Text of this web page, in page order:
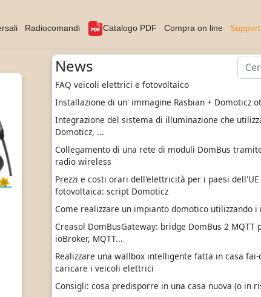
Radiocomandi Catalogo PDF Compra on line
News
FAQ veicoli elettrici e fotovoltaico
Installazione di un' immagine Rasbian + Domoticz
Integrazione del sistema di illuminazione che
Domoticz, ...
Collegamento di una rete di moduli DomBus
radio wireless
Prezzi e costi orari dell'elettricità per i paesi
fotovoltaica: script Domoticz
Come realizzare un impianto domotico utilizzando i
Creasol DomBusGateway: bridge DomBus 2 MQTT
ioBroker, MQTT...
Realizzare una wallbox intelligente fatta in casa
caricare i veicoli elettrici
Consigli: cosa predisporre in una casa nuova (o in